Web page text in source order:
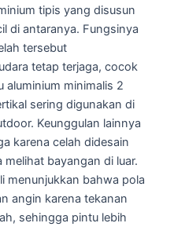
tipis yang disusun
di antaranya. Fungsinya
tersebut
tetap terjaga, cocok
aluminium minimalis 2
sering digunakan di
Keunggulan lainnya
karena celah didesain
bayangan di luar.
menunjukkan bahwa pola
angin karena tekanan
sehingga pintu lebih